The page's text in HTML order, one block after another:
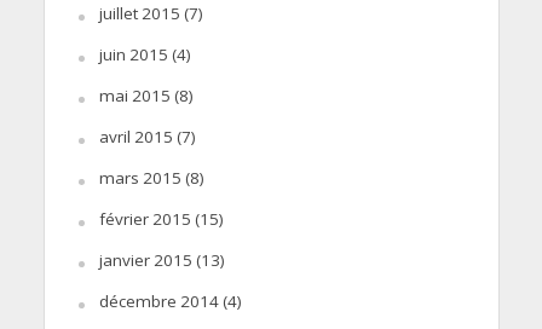
juillet 2015 (7)
juin 2015 (4)
mai 2015 (8)
avril 2015 (7)
mars 2015 (8)
février 2015 (15)
janvier 2015 (13)
décembre 2014(4)